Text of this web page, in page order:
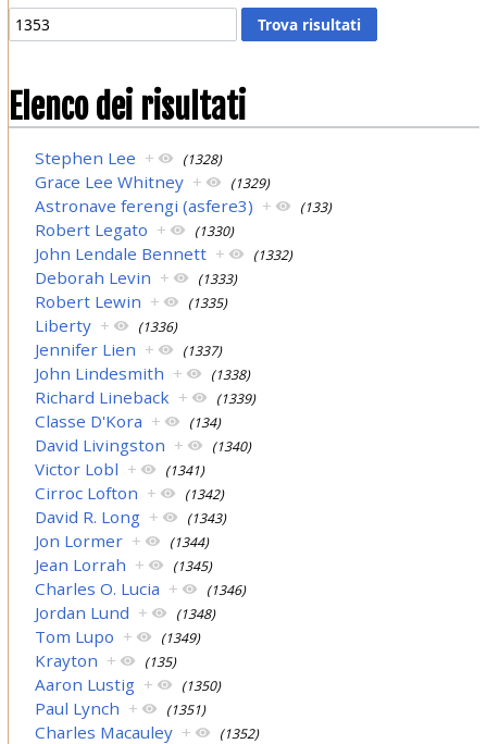
Elenco dei risultati
Stephen Lee + (1328)
Grace Lee Whitney + (1329)
Astronave ferengi (asfere3) + (133)
Robert Legato + (1330)
John Lendale Bennett + (1332)
Deborah Levin + (1333)
Robert Lewin + (1335)
Liberty + (1336)
Jennifer Lien + (1337)
John Lindesmith + (1338)
Richard Lineback + (1339)
Classe D'Kora + (134)
David Livingston + (1340)
Victor Lobl + (1341)
Cirroc Lofton + (1342)
David R. Long + (1343)
Jon Lormer + (1344)
Jean Lorrah + (1345)
Charles O. Lucia + (1346)
Jordan Lund + (1348)
Tom Lupo + (1349)
Krayton + (135)
Aaron Lustig + (1350)
Paul Lynch + (1351)
Charles Macauley + (1352)